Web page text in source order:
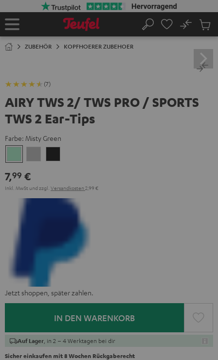
Startseite
Suche
No
ZUBEHÖR KOPFHOERER ZUBEHOER
(7)
AIRY TWS 2/ TWS PRO / SPORTS
TWS 2 Ear-Tips
Farbe: Misty Green
Green
Gray
7,99 €
Inkl. MwSt und zzgl. Versandkosten 2,99 €
Jetzt shoppen, später zahlen.
IN DEN WARENKORB
Auf Lager , in 2 – 4 Werktagen bei dir
Sicher einkaufen mit 8 Wochen Rückgaberecht